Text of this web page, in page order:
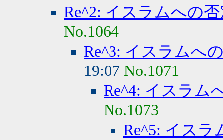
Re^2: イスラムへの
No.1064
Re^3: イスラムへ
19:07 No.1071
Re^4: イスラム
No.1073
Re^5: イスラ